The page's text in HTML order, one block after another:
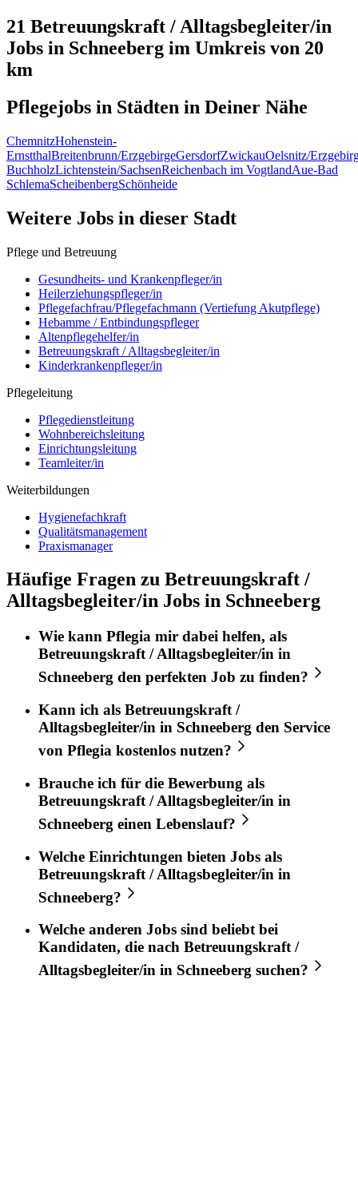
21 Betreuungskraft / Alltagsbegleiter/in
Jobs in Schneeberg im Umkreis von 20
km
Pflegejobs in Städten in Deiner Nähe
ChemnitzHohenstein-
ErnstthalBreitenbrunn/ErzgebirgeGersdorfZwickauOelsnitz/
BuchholzLichtenstein/SachsenReichenbach im VogtlandAue-Bad
SchlemaScheibenbergSchönheide
Weitere Jobs in dieser Stadt
Pflege und Betreuung
Gesundheits- und Krankenpfleger/in
Heilerziehungspfleger/in
Pflegefachfrau/Pflegefachmann (Vertiefung Akutpflege)
Hebamme / Entbindungspfleger
Altenpflegehelfer/in
Betreuungskraft / Alltagsbegleiter/in
Kinderkrankenpfleger/in
Pflegeleitung
Pflegedienstleitung
Wohnbereichsleitung
Einrichtungsleitung
Teamleiter/in
Weiterbildungen
Hygienefachkraft
Qualitätsmanagement
Praxismanager
Häufige Fragen zu Betreuungskraft /
Alltagsbegleiter/in Jobs in Schneeberg
Wie kann Pflegia mir dabei helfen, als
Betreuungskraft / Alltagsbegleiter/in in
Schneeberg den perfekten Job zu finden?
Kann ich als Betreuungskraft /
Alltagsbegleiter/in in Schneeberg den Service
von Pflegia kostenlos nutzen?
Brauche ich für die Bewerbung als
Betreuungskraft / Alltagsbegleiter/in in
Schneeberg einen Lebenslauf?
Welche Einrichtungen bieten Jobs als
Betreuungskraft / Alltagsbegleiter/in in
Schneeberg?
Welche anderen Jobs sind beliebt bei
Kandidaten, die nach Betreuungskraft /
Alltagsbegleiter/in in Schneeberg suchen?